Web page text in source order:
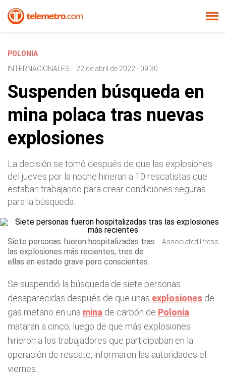
POLONIA
INTERNACIONALES - 22 de abril de 2022 - 09:30
Suspenden búsqueda en
mina polaca tras nuevas
explosiones
La decisión se tomó después de que las explosiones
del jueves por la noche hirieran a 10 rescatistas que
estaban trabajando para crear condiciones seguras
para la búsqueda.
Siete personas fueron hospitalizadas tras
las explosiones más recientes, tres de
ellas en estado grave pero conscientes.
Associated Press
Se suspendió la búsqueda de siete personas
desaparecidas después de que unas explosiones de
gas metano en una mina de carbón de Polonia
mataran a cinco, luego de que más explosiones
hirieron a los trabajadores que participaban en la
operación de rescate, informaron las autoridades el
viernes.